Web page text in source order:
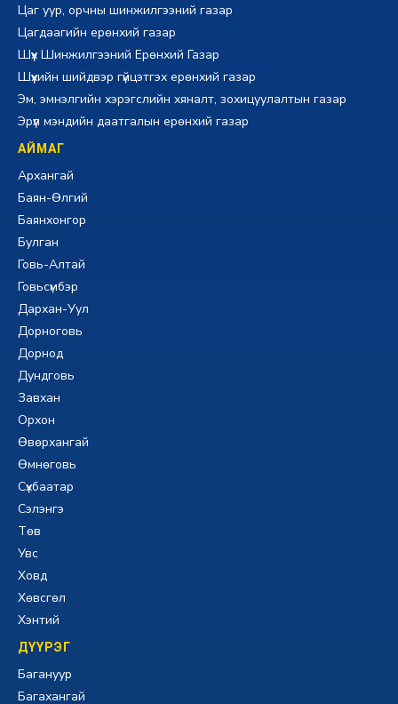
Цаг уур, орчны шинжилгээний газар
Цагдаагийн ерөнхий газар
Шүүх Шинжилгээний Ерөнхий Газар
Шүүхийн шийдвэр гүйцэтгэх ерөнхий газар
Эм, эмнэлгийн хэрэгслийн хяналт, зохицуулалтын газар
Эрүүл мэндийн даатгалын ерөнхий газар
АЙМАГ
Архангай
Баян-Өлгий
Баянхонгор
Булган
Говь-Алтай
Говьсүмбэр
Дархан-Уул
Дорноговь
Дорнод
Дундговь
Завхан
Орхон
Өвөрхангай
Өмнөговь
Сүхбаатар
Сэлэнгэ
Төв
Увс
Ховд
Хөвсгөл
Хэнтий
ДҮҮРЭГ
Багануур
Багахангай